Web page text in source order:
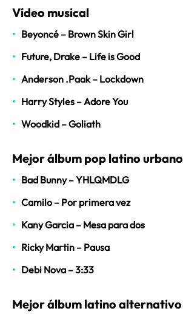
Vídeo musical
Beyoncé – Brown Skin Girl
Future, Drake – Life is Good
Anderson .Paak – Lockdown
Harry Styles – Adore You
Woodkid – Goliath
Mejor álbum pop latino urbano
Bad Bunny – YHLQMDLG
Camilo – Por primera vez
Kany Garcia – Mesa para dos
Ricky Martin – Pausa
Debi Nova – 3:33
Mejor álbum latino alternativo